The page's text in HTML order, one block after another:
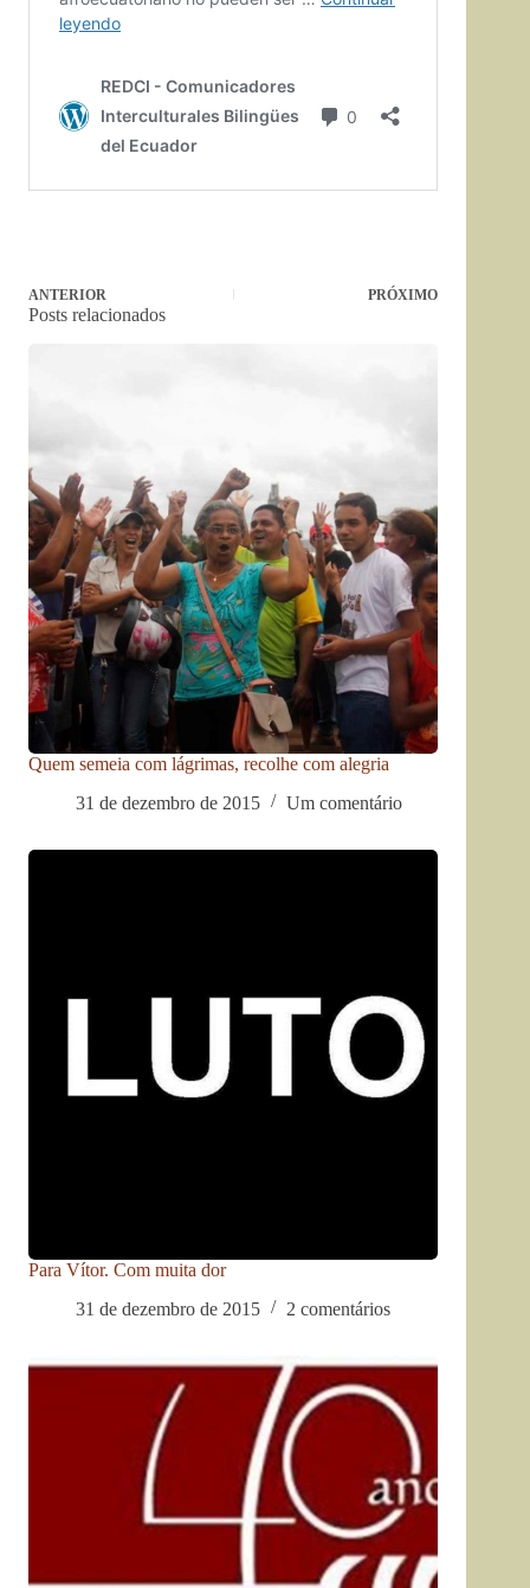
ANTERIOR PRÓXIMO
Posts relacionados
Quem semeia com lágrimas, recolhe com alegria
31 de dezembro de 2015
Um comentário
Para Vítor. Com muita dor
31 de dezembro de 2015
2 comentários